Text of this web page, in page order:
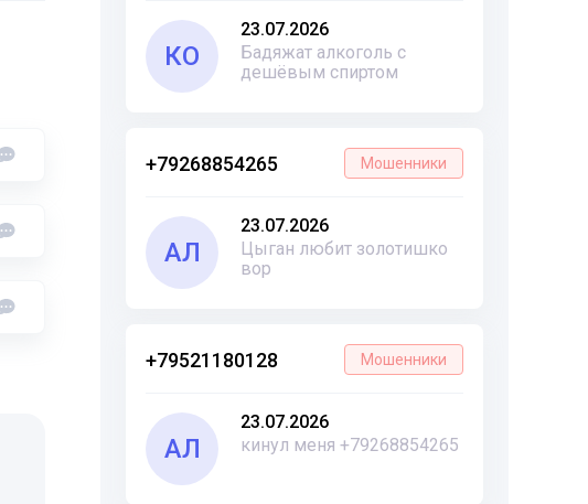
КО
23.07.2026
Бадяжат алкоголь с
дешёвым спиртом
+79268854265 Мошенники
АЛ
23.07.2026
Цыган любит золотишко
вор
+79521180128 Мошенники
АЛ
23.07.2026
кинул меня +79268854265